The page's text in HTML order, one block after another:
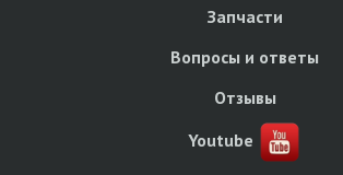
Запчасти
Вопросы и ответы
Отзывы
Youtube